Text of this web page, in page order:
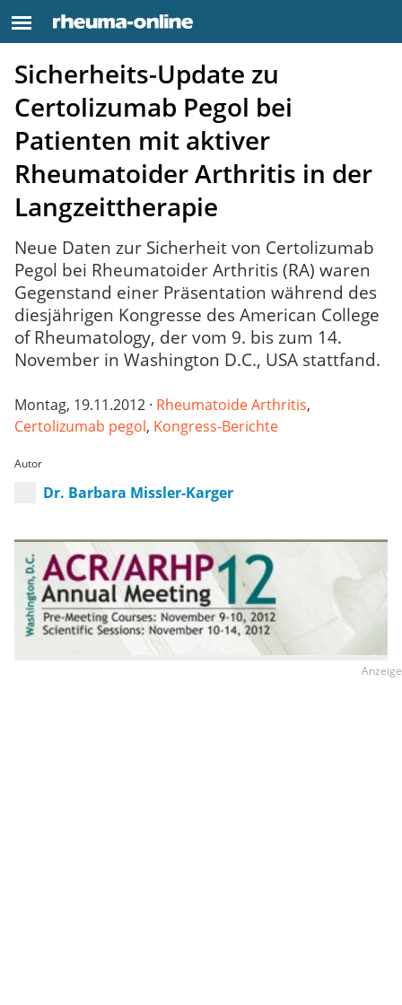
Sicherheits-Update zu
Certolizumab Pegol bei
Patienten mit aktiver
Rheumatoider Arthritis in der
Langzeittherapie
Neue Daten zur Sicherheit von Certolizumab
Pegol bei Rheumatoider Arthritis (RA) waren
Gegenstand einer Präsentation während des
diesjährigen Kongresse des American College
of Rheumatology, der vom 9. bis zum 14.
November in Washington D.C., USA stattfand.
Montag, 19.11.2012 · Rheumatoide Arthritis,
Certolizumab pegol, Kongress-Berichte
Autor
Dr. Barbara Missler-Karger